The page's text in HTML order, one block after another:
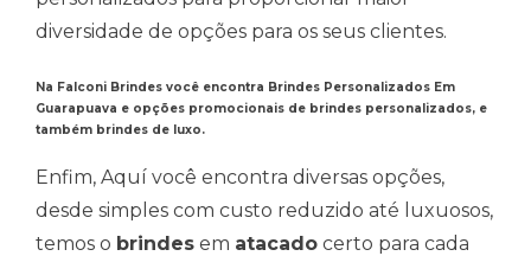
diversidade de opções para os seus clientes.
Na Falconi Brindes você encontra Brindes Personalizados Em
Guarapuava e opções promocionais de brindes personalizados, e
também brindes de luxo.
Enfim, Aquí você encontra diversas opções,
desde simples com custo reduzido até luxuosos,
temos o brindes em atacado certo para cada